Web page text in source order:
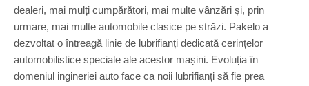
dealeri, mai mulți cumpărători, mai multe vânzări și, prin
urmare, mai multe automobile clasice pe străzi. Pakelo a
dezvoltat o întreagă linie de lubrifianți dedicată cerințelor
automobilistice speciale ale acestor mașini. Evoluția în
domeniul ingineriei auto face ca noii lubrifianți să fie prea